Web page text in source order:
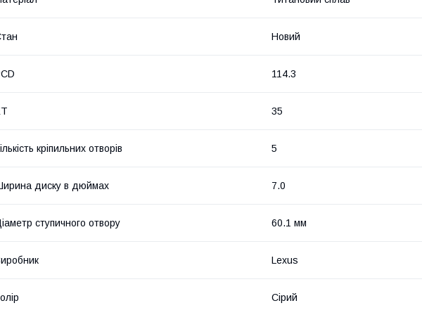
Новий
114.3
35
кріпильних отворів 5
диску в дюймах 7.0
ступичного отвору 60.1 мм
Lexus
Сірий